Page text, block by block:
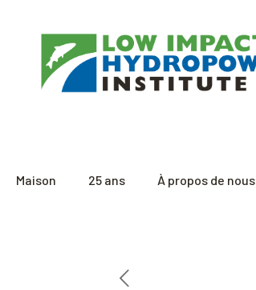
Maison 25 ans À propos de nous